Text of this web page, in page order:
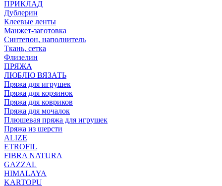
ПРИКЛАД
Дублерин
Клеевые ленты
Манжет-заготовка
Синтепон, наполнитель
Ткань, сетка
Флизелин
ПРЯЖА
ЛЮБЛЮ ВЯЗАТЬ
Пряжа для игрушек
Пряжа для корзинок
Пряжа для ковриков
Пряжа для мочалок
Плюшевая пряжа для игрушек
Пряжа из шерсти
ALIZE
ETROFIL
FIBRA NATURA
GAZZAL
HIMALAYA
KARTOPU